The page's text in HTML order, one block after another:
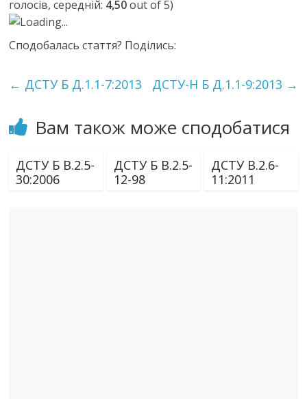
голосів, середній: 4,50out of 5)
Loading...
Сподобалась стаття? Поділись:
← ДСТУ Б Д.1.1-7:2013 ДСТУ-Н Б Д.1.1-9:2013 →
Вам також може сподобатися
ДСТУ Б В.2.5-
30:2006
ДСТУ Б В.2.5-
12-98
ДСТУ В.2.6-
11:2011